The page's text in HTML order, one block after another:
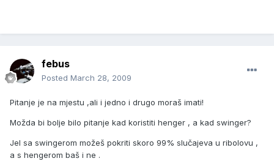
febus
Posted March 28, 2009
Pitanje je na mjestu ,ali i jedno i drugo moraš imati!
Možda bi bolje bilo pitanje kad koristiti henger , a kad swinger?
Jel sa swingerom možeš pokriti skoro 99% slučajeva u ribolovu ,
a s hengerom baš i ne .